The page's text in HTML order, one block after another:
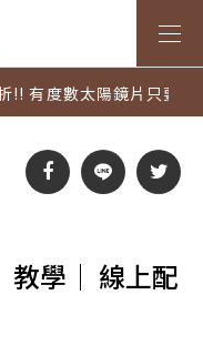
惠券！
市全台啟動中
!! 有度數太陽鏡片只要
惠券！
市全台啟動中
教學│ 線上配